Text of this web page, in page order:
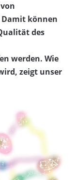
können
des
werden. Wie
zeigt unser